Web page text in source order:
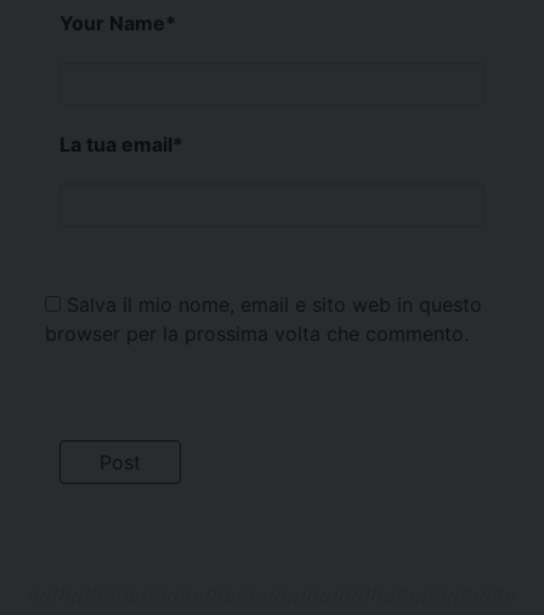
Your Name*
La tua email*
Salva il mio nome, email e sito web in questo
browser per la prossima volta che commento.